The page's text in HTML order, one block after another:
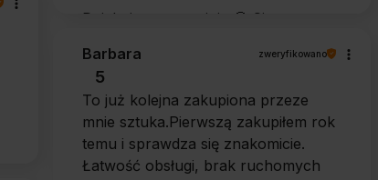
Dziękujemy za opinię 🙂 Cieszymy
zakup spełniły Pana oczekiwania.
Dziękujemy za zaufanie.
Barbara zweryfikowano
5
To już kolejna zakupiona przeze
mnie sztuka.Pierwszą zakupiłem rok
temu i sprawdza się znakomicie.
Łatwość obsługi, brak ruchomych